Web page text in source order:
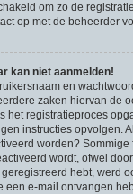
om zo de
op met de beheerder
kan niet aanmelden!
en
zaken hiervan de
het registratieproces
instructies opvolgen.
worden? Sommige
wordt, ofwel
hebt, werd
een e-mail ontvangen